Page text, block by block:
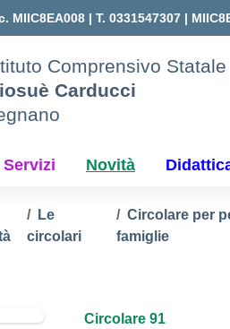
MIIC8EA008 | T. 0331547307 |
Comprensivo Statale
Carducci
Servizi Novità
Le
circolari
Circolare per
famiglie
Circolare 91